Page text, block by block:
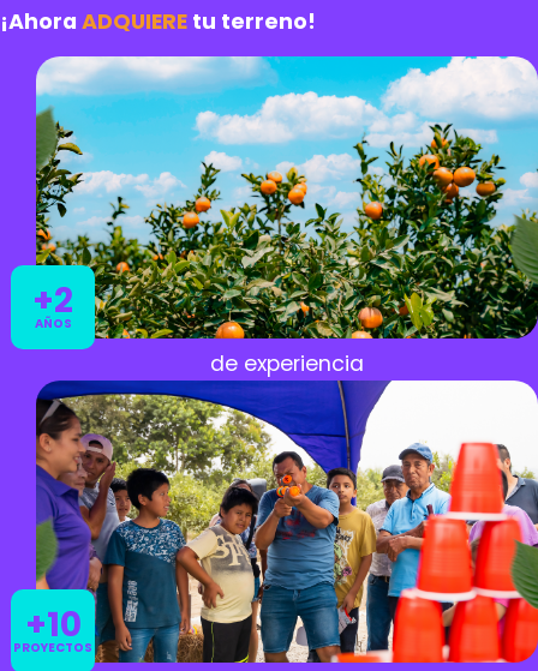
¡Ahora ADQUIERE tu terreno!
+2
AÑOS
de experiencia
+10
PROYECTOS